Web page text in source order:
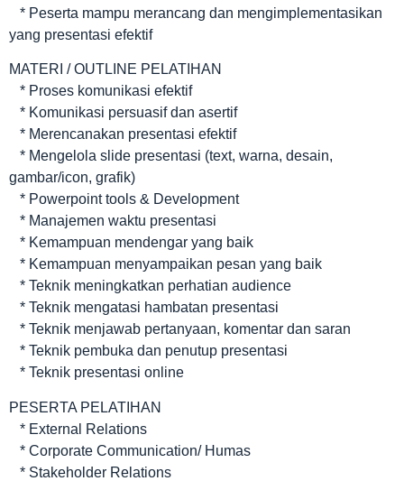
* Peserta mampu merancang dan mengimplementasikan
yang presentasi efektif
MATERI / OUTLINE PELATIHAN
* Proses komunikasi efektif
* Komunikasi persuasif dan asertif
* Merencanakan presentasi efektif
* Mengelola slide presentasi (text, warna, desain,
gambar/icon, grafik)
* Powerpoint tools & Development
* Manajemen waktu presentasi
* Kemampuan mendengar yang baik
* Kemampuan menyampaikan pesan yang baik
* Teknik meningkatkan perhatian audience
* Teknik mengatasi hambatan presentasi
* Teknik menjawab pertanyaan, komentar dan saran
* Teknik pembuka dan penutup presentasi
* Teknik presentasi online
PESERTA PELATIHAN
* External Relations
* Corporate Communication/ Humas
* Stakeholder Relations